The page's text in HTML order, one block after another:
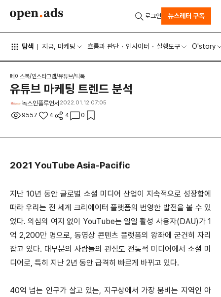
탐색 지금, 마케팅 흐름과 판단 인사이터 실행도구 O'story
로그인 뉴스레터 구독
페이스북/인스타그램/유튜브/틱톡
유튜브 마케팅 트렌드 분석
녹스인플루언서 2022.01.12 07:05
9557 4 4 0
2021 YouTube Asia-Pacific
지난 10년 동안 글로벌 소셜 미디어 산업이 지속적으로 성장함에
따라 우리는 전 세계 크리에이터 플랫폼의 번영한 발전을 볼 수 있
었다. 의심의 여지 없이 YouTube는 일일 활성 사용자(DAU)가 1
억 2,200만 명으로, 동영상 콘텐츠 플랫폼의 왕좌에 굳건히 자리
잡고 있다. 대부분의 사람들의 관심도 전통적 미디어에서 소셜 미
디어로, 특히 지난 2년 동안 급격히 빠르게 바뀌고 있다.
40억 넘는 인구가 살고 있는, 지구상에서 가장 붐비는 지역인 아